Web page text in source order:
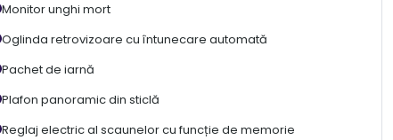
Monitor unghi mort
Oglinda retrovizoare cu întunecare automată
Pachet de iarnă
Plafon panoramic din sticlă
Reglaj electric al scaunelor cu funcție de memorie